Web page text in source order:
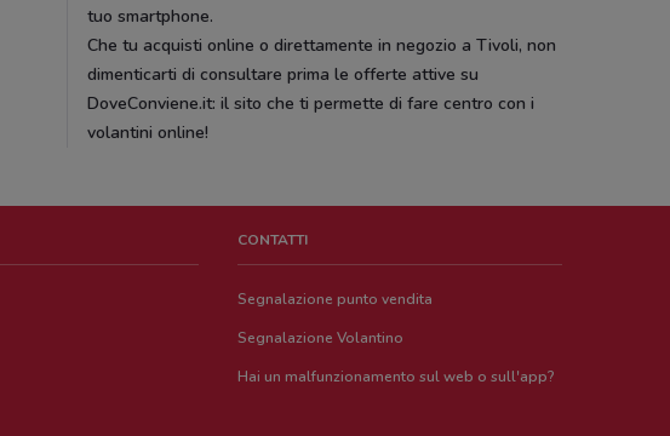
tuo smartphone.
Che tu acquisti online o direttamente in negozio a Tivoli, non
dimenticarti di consultare prima le offerte attive su
DoveConviene.it: il sito che ti permette di fare centro con i
volantini online!
CONTATTI
Segnalazione punto vendita
Segnalazione Volantino
Hai un malfunzionamento sul web o sull'app?